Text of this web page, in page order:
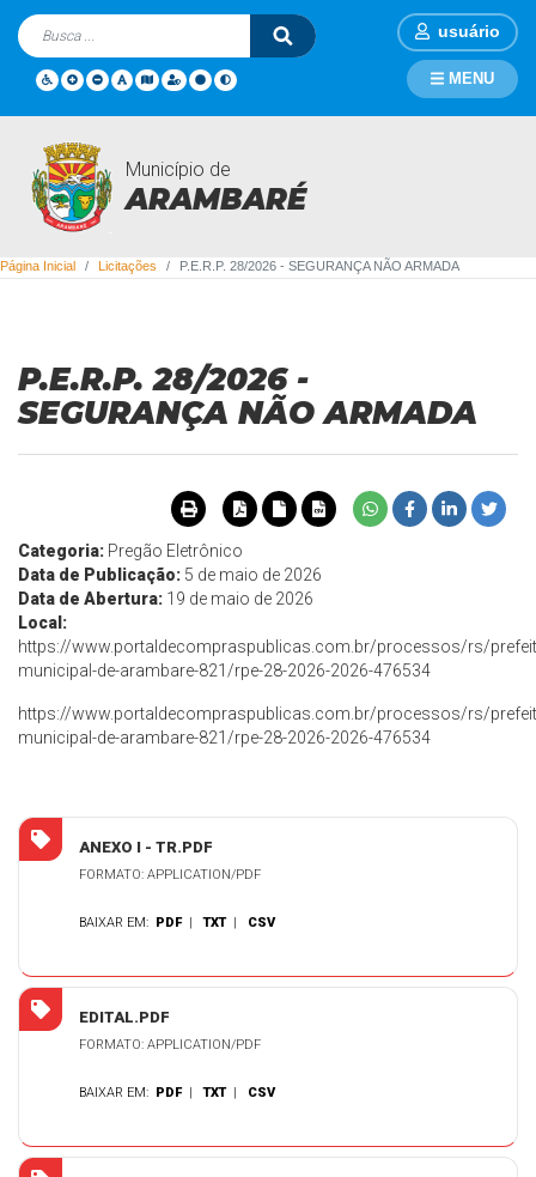
usuário
Município de
ARAMBARÉ
MENU
Licitações
Página Inicial Licitações P.E.R.P. 28/2026 - SEGURANÇA NÃO ARMADA
P.E.R.P. 28/2026 -
SEGURANÇA NÃO ARMADA
Categoria: Pregão Eletrônico
Data de Publicação: 5 de maio de 2026
Data de Abertura: 19 de maio de 2026
Local:
https://www.portaldecompraspublicas.com.br/processos/rs/
municipal-de-arambare-821/rpe-28-2026-2026-476534
https://www.portaldecompraspublicas.com.br/processos/rs/
municipal-de-arambare-821/rpe-28-2026-2026-476534
ANEXO I - TR.PDF
FORMATO: APPLICATION/PDF
BAIXAR EM: PDF |TXT | CSV
EDITAL.PDF
FORMATO: APPLICATION/PDF
BAIXAR EM: PDF |TXT | CSV